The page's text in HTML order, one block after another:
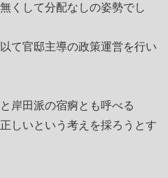
くして分配なしの姿勢でし
て官邸主導の政策運営を行い
岸田派の宿痾とも呼べる
しいという考えを採ろうとす